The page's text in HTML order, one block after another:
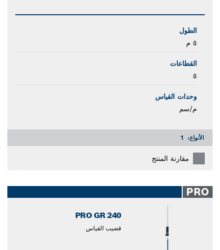
الطول
٥ م
القطاعات
٥
وحدات القياس
م/سم
الأنواع: 1
مقارنة المنتج
PRO
PRO GR 240
قضيب القياس